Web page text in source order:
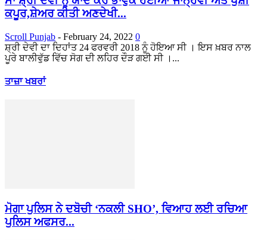
ਕਪੂਰ,ਸ਼ੇਅਰ ਕੀਤੀ ਅਣਦੇਖੀ...
Scroll Punjab - February 24, 2022 0
ਸ਼੍ਰੀ ਦੇਵੀ ਦਾ ਦਿਹਾਂਤ 24 ਫਰਵਰੀ 2018 ਨੂੰ ਹੋਇਆ ਸੀ । ਇਸ ਖ਼ਬਰ ਨਾਲ
ਪੂਰੇ ਬਾਲੀਵੁੱਡ ਵਿੱਚ ਸੋਗ ਦੀ ਲਹਿਰ ਦੌੜ ਗਈ ਸੀ ।...
ਤਾਜ਼ਾ ਖਬਰਾਂ
ਮੋਗਾ ਪੁਲਿਸ ਨੇ ਦਬੋਚੀ ‘ਨਕਲੀ SHO’, ਵਿਆਹ ਲਈ ਰਚਿਆ
ਪੁਲਿਸ ਅਫਸਰ...